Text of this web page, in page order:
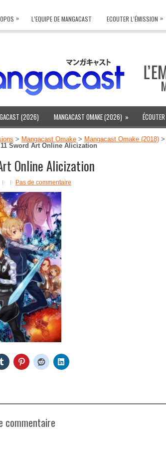
» L’EQUIPE DE MANGACAST ECOUTER L’ÉMISSION »
(2026) MANGACAST OMAKE (2026) »
> Mangacast Omake > Mangacast Omake (2018) >
11 Sword Art Online Alicization
Online Alicization
Pas de commentaire
commentaire